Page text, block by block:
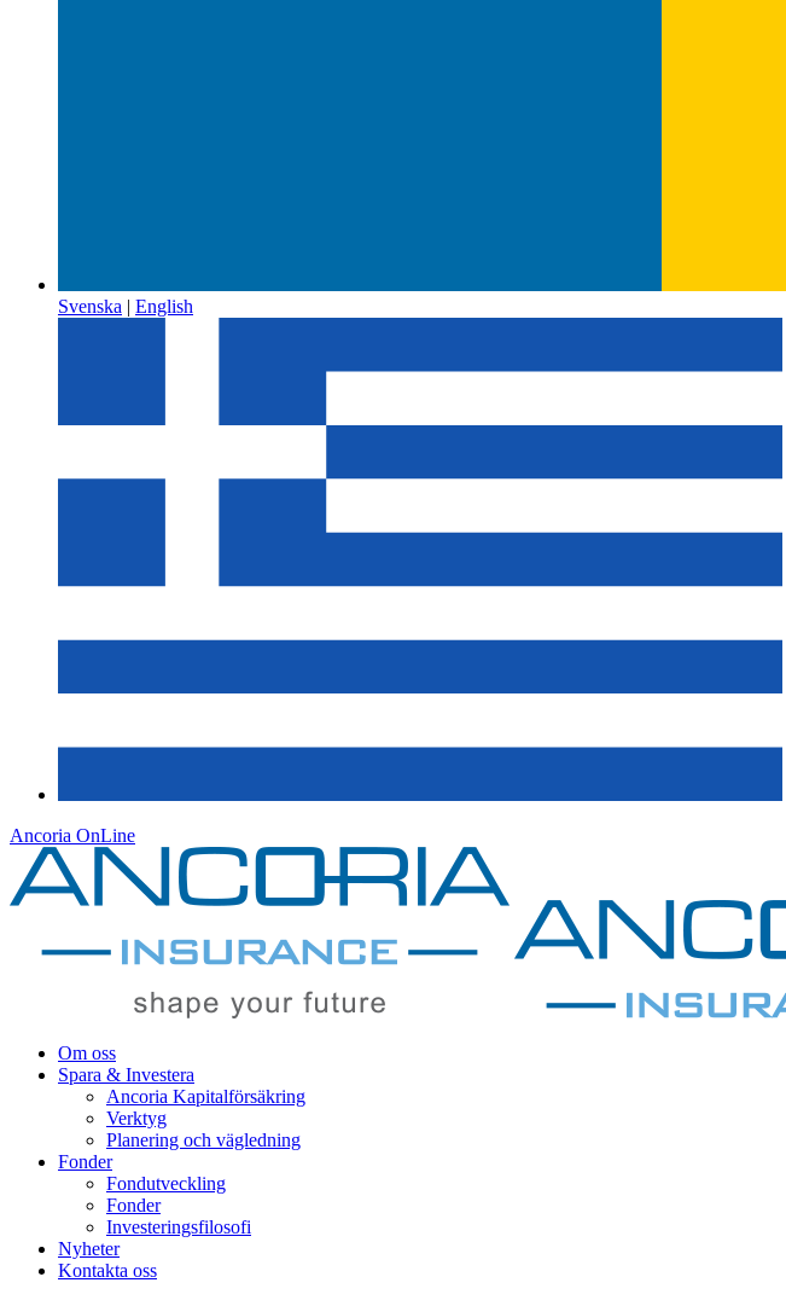
Svenska | English
Ancoria OnLine
Om oss
Spara & Investera
Ancoria Kapitalförsäkring
Verktyg
Planering och vägledning
Fonder
Fondutveckling
Fonder
Investeringsfilosofi
Nyheter
Kontakta oss